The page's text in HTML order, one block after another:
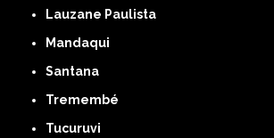
Lauzane Paulista
Mandaqui
Santana
Tremembé
Tucuruvi